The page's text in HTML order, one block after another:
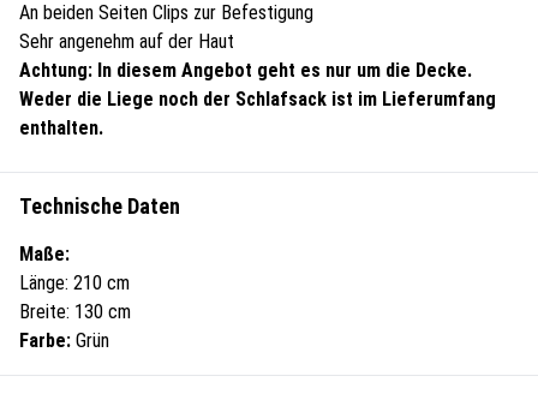
An beiden Seiten Clips zur Befestigung
Sehr angenehm auf der Haut
Achtung: In diesem Angebot geht es nur um die Decke.
Weder die Liege noch der Schlafsack ist im Lieferumfang
enthalten.
Technische Daten
Maße:
Länge: 210 cm
Breite: 130 cm
Farbe: Grün